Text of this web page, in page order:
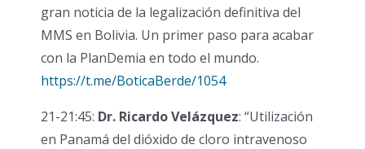
gran noticia de la legalización definitiva del
MMS en Bolivia. Un primer paso para acabar
con la PlanDemia en todo el mundo.
https://t.me/BoticaBerde/1054
21-21:45: Dr. Ricardo Velázquez: “Utilización
en Panamá del dióxido de cloro intravenoso